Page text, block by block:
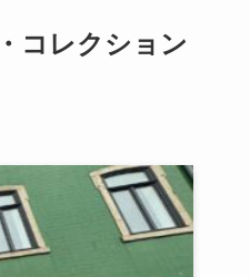
コレクション